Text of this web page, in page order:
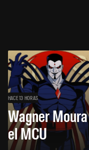
HACE 13 HORAS
Wagner
el MCU